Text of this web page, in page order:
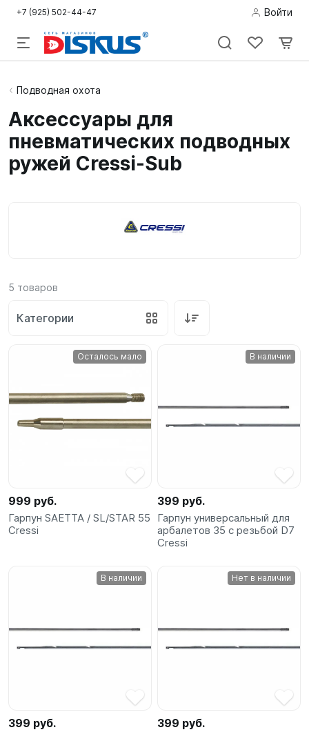
+7 (925) 502-44-47 Войти
Подводная
Дайвинг
Снорклинг /
Бассейн
SUP-
Бренды
Подводная охота
Аксессуары для
пневматических подводных
ружей Cressi-Sub
5 товаров
Категории
Осталось мало
999 руб.
Гарпун SAETTA / SL/STAR 55
Cressi
В наличии
399 руб.
Гарпун универсальный для
арбалетов 35 с резьбой D7
Cressi
В наличии
399 руб.
Нет в наличии
399 руб.